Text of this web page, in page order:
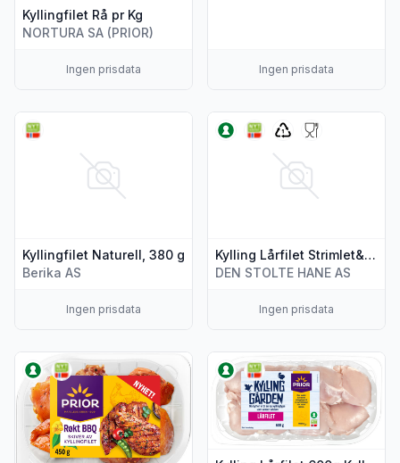
Kyllingfilet Rå pr Kg
NORTURA SA (PRIOR)
Ingen prisdata Ingen prisdata
Kyllingfilet Naturell, 380 g
Berika AS
Ingen prisdata
Vis flere detaljer for produktet "Kyllingfilet Naturell, 380 g"
Kylling Lårfilet Strimlet&Marinert 300g
DEN STOLTE HANE AS
Ingen prisdata
Vis flere detaljer for
Vis flere detaljer for produktet "Kyllingfilet skivet Røkt Bbq
Vis flere detaljer for